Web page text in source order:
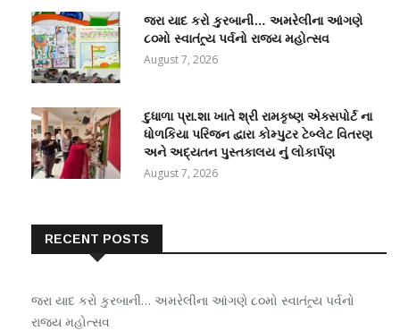
જરા યાદ કરો કુરબાની… અમરેલીના આંગણે
૮૦મો સ્વાતંત્ર્ય પર્વનો રાજ્ય મહોત્સવ
August 7, 2026
દુધાળા પ્રા.શા ખાતે શ્રી રામકૃષ્ણ એક્સપોર્ટ ના
ધોળકિયા પરિજન દ્વારા કોમ્પુટર ટેબ્લેટ વિતરણ
અને અદ્યતન પુસ્તકાલય નું લોકાર્પણ
August 7, 2026
RECENT POSTS
જરા યાદ કરો કુરબાની… અમરેલીના આંગણે ૮૦મો સ્વાતંત્ર્ય પર્વનો
રાજ્ય મહોત્સવ